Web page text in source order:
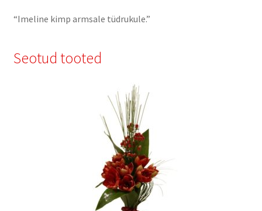
“Imeline kimp armsale tüdrukule.”
Seotud tooted